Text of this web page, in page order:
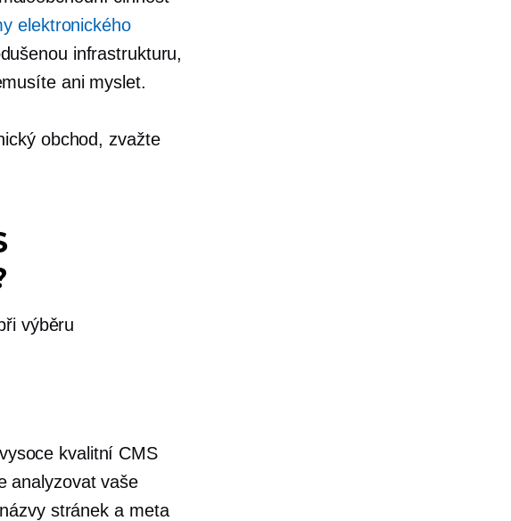
elektronického
infrastrukturu,
ani myslet.
obchod, zvažte
výběru
vysoce kvalitní CMS
analyzovat vaše
stránek a meta